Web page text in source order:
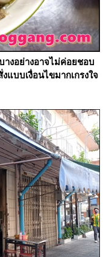
งอย่างอาจไม่ค่อยชอบ
บบเงื่อนไขมากเกรงใจ